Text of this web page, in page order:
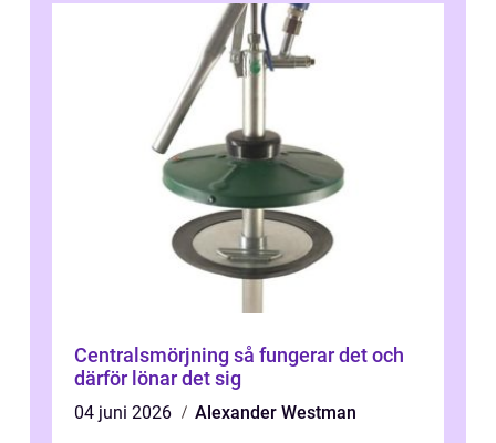
Centralsmörjning så fungerar det och
därför lönar det sig
04 juni 2026
Alexander Westman